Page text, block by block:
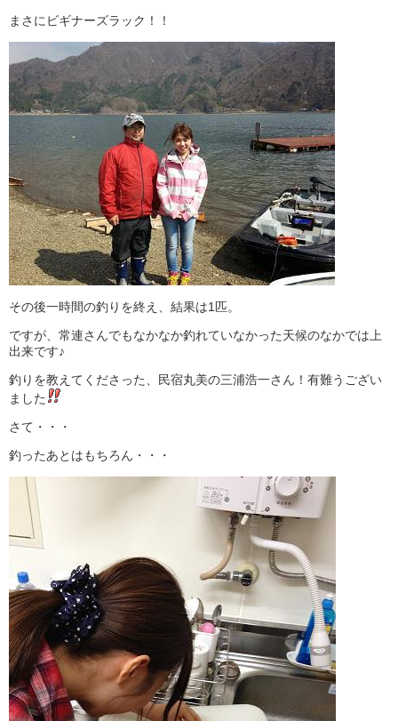
まさにビギナーズラック！！
その後一時間の釣りを終え、結果は1匹。
ですが、常連さんでもなかなか釣れていなかった天候のなかでは上
出来です♪
釣りを教えてくださった、民宿丸美の三浦浩一さん！有難うござい
ました
さて・・・
釣ったあとはもちろん・・・